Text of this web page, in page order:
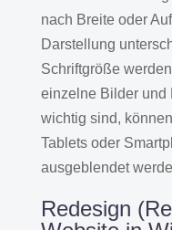
nach Breite oder
Darstellung
Schriftgröße
einzelne Bilder und
wichtig sind,
Tablets oder
ausgeblendet
Redesign